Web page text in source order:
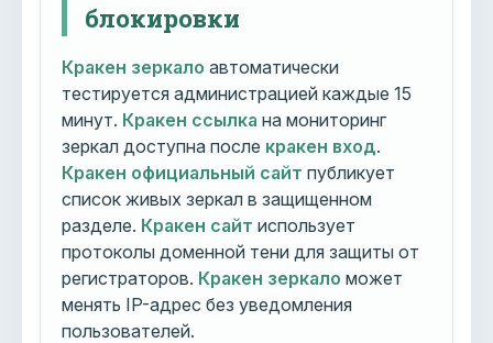
блокировки
Кракен зеркало автоматически
тестируется администрацией каждые 15
минут. Кракен ссылка на мониторинг
зеркал доступна после кракен вход.
Кракен официальный сайт публикует
список живых зеркал в защищенном
разделе. Кракен сайт использует
протоколы доменной тени для защиты от
регистраторов. Кракен зеркало может
менять IP-адрес без уведомления
пользователей.